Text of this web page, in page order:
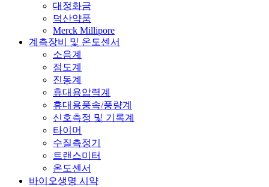
대정화금
덕산약품
Merck Millipore
계측장비 및 온도센서
소음계
점도계
진동계
휴대용압력계
휴대용풍속/풍량계
신호측정 및 기록계
타이머
수질측정기
트랜스미터
온도센서
바이오생명 시약